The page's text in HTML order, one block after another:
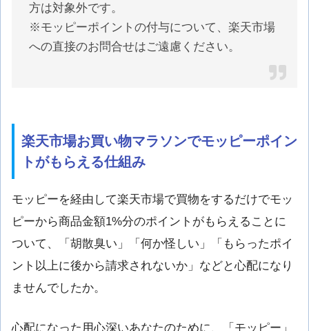
方は対象外です。
※モッピーポイントの付与について、楽天市場
への直接のお問合せはご遠慮ください。
楽天市場お買い物マラソンでモッピーポイン
トがもらえる仕組み
モッピーを経由して楽天市場で買物をするだけでモッ
ピーから商品金額1%分のポイントがもらえることに
ついて、「胡散臭い」「何か怪しい」「もらったポイ
ント以上に後から請求されないか」などと心配になり
ませんでしたか。
心配になった用心深いあなたのために、「モッピー」